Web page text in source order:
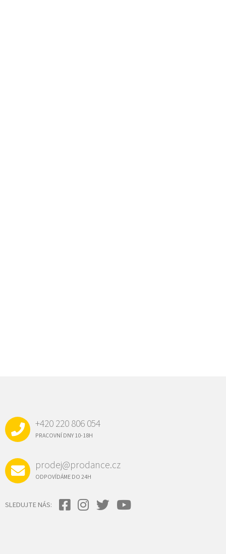
+420 220 806 054
PRACOVNÍ DNY 10-18H
prodej@prodance.cz
ODPOVÍDÁME DO 24H
SLEDUJTE NÁS: